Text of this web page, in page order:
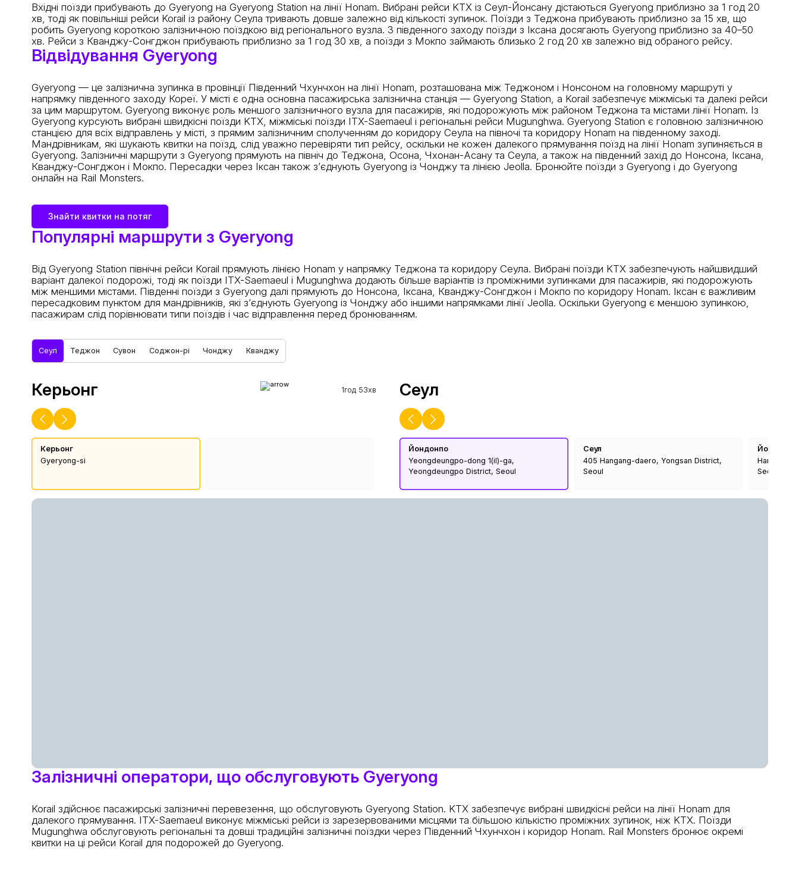
Вхідні поїзди прибувають до Gyeryong на Gyeryong Station на лінії Honam. Вибрані рейси KTX із Сеул-Йонсану дістаються Gyeryong приблизно за 1 год 20
хв, тоді як повільніші рейси Korail із району Сеула тривають довше залежно від кількості зупинок. Поїзди з Теджона прибувають приблизно за 15 хв, що
робить Gyeryong короткою залізничною поїздкою від регіонального вузла. З південного заходу поїзди з Іксана досягають Gyeryong приблизно за 40–50
хв. Рейси з Кванджу-Сонгджон прибувають приблизно за 1 год 30 хв, а поїзди з Мокпо займають близько 2 год 20 хв залежно від обраного рейсу.
Відвідування Gyeryong
Gyeryong — це залізнична зупинка в провінції Південний Чхунчхон на лінії Honam, розташована між Теджоном і Нонсоном на головному маршруті у
напрямку південного заходу Кореї. У місті є одна основна пасажирська залізнична станція — Gyeryong Station, а Korail забезпечує міжміські та далекі рейси
за цим маршрутом. Gyeryong виконує роль меншого залізничного вузла для пасажирів, які подорожують між районом Теджона та містами лінії Honam. Із
Gyeryong курсують вибрані швидкісні поїзди KTX, міжміські поїзди ITX-Saemaeul і регіональні рейси Mugunghwa. Gyeryong Station є головною залізничною
станцією для всіх відправлень у місті, з прямим залізничним сполученням до коридору Сеула на півночі та коридору Honam на південному заході.
Мандрівникам, які шукають квитки на поїзд, слід уважно перевіряти тип рейсу, оскільки не кожен далекого прямування поїзд на лінії Honam зупиняється в
Gyeryong. Залізничні маршрути з Gyeryong прямують на північ до Теджона, Осона, Чхонан-Асану та Сеула, а також на південний захід до Нонсона, Іксана,
Кванджу-Сонгджон і Мокпо. Пересадки через Іксан також з’єднують Gyeryong із Чонджу та лінією Jeolla. Бронюйте поїзди з Gyeryong і до Gyeryong
онлайн на Rail Monsters.
Знайти квитки на потяг
Популярні маршрути з Gyeryong
Від Gyeryong Station північні рейси Korail прямують лінією Honam у напрямку Теджона та коридору Сеула. Вибрані поїзди KTX забезпечують найшвидший
варіант далекої подорожі, тоді як поїзди ITX-Saemaeul і Mugunghwa додають більше варіантів із проміжними зупинками для пасажирів, які подорожують
між меншими містами. Південні поїзди з Gyeryong далі прямують до Нонсона, Іксана, Кванджу-Сонгджон і Мокпо по коридору Honam. Іксан є важливим
пересадковим пунктом для мандрівників, які з’єднують Gyeryong із Чонджу або іншими напрямками лінії Jeolla. Оскільки Gyeryong є меншою зупинкою,
пасажирам слід порівнювати типи поїздів і час відправлення перед бронюванням.
Сеул Теджон Сувон Соджон-рі Чонджу Кванджу
Керьонг
Керьонг
Gyeryong-si
1год 53хв Сеул
Йондонпо
Yeongdeungpo-dong 1(il)-ga,
Yeongdeungpo District, Seoul
Сеул
405 Hangang-daero, Yongsan District,
Seoul
Йонсан
Hangang-
Seoul
Залізничні оператори, що обслуговують Gyeryong
Korail здійснює пасажирські залізничні перевезення, що обслуговують Gyeryong Station. KTX забезпечує вибрані швидкісні рейси на лінії Honam для
далекого прямування. ITX-Saemaeul виконує міжміські рейси із зарезервованими місцями та більшою кількістю проміжних зупинок, ніж KTX. Поїзди
Mugunghwa обслуговують регіональні та довші традиційні залізничні поїздки через Південний Чхунчхон і коридор Honam. Rail Monsters бронює окремі
квитки на ці рейси Korail для подорожей до Gyeryong.